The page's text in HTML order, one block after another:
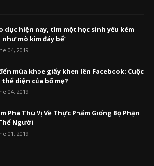
dục hiện nay, tìm một học sinh yếu kém
như mò kim đáy bể’
04, 2019
mùa khoe giấy khen lên Facebook: Cuộc
thể diện của bố mẹ?
04, 2019
Phá Thú Vị Về Thực Phẩm Giống Bộ Phận
Người
01, 2019